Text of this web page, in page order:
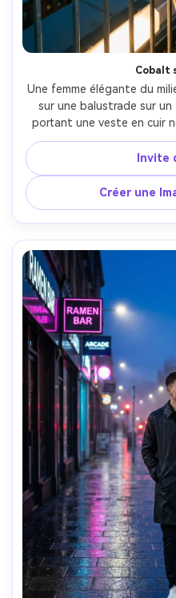
Cobalt
Une femme élégante du
sur une balustrade sur
portant une veste en cuir
vent doux dans ses
s'allumant derrière elle,
profond, une lumière
Sony A7IV, 85mm f/1.4,
profonde, cadre à mi-
teal cinématographique,
portrait de
Invite
Créer une